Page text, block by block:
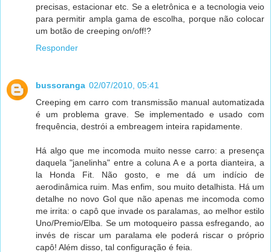
precisas, estacionar etc. Se a eletrônica e a tecnologia veio
para permitir ampla gama de escolha, porque não colocar
um botão de creeping on/off!?
Responder
bussoranga 02/07/2010, 05:41
Creeping em carro com transmissão manual automatizada
é um problema grave. Se implementado e usado com
frequência, destrói a embreagem inteira rapidamente.
Há algo que me incomoda muito nesse carro: a presença
daquela "janelinha" entre a coluna A e a porta dianteira, a
la Honda Fit. Não gosto, e me dá um indício de
aerodinâmica ruim. Mas enfim, sou muito detalhista. Há um
detalhe no novo Gol que não apenas me incomoda como
me irrita: o capô que invade os paralamas, ao melhor estilo
Uno/Premio/Elba. Se um motoqueiro passa esfregando, ao
invés de riscar um paralama ele poderá riscar o próprio
capô! Além disso, tal configuração é feia.